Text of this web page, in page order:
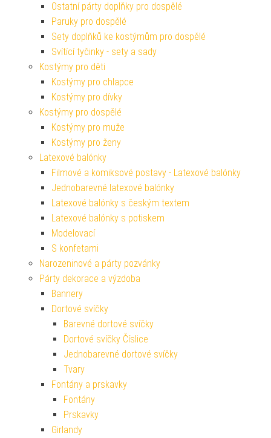
Ostatní párty doplňky pro dospělé
Paruky pro dospělé
Sety doplňků ke kostýmům pro dospělé
Svítící tyčinky - sety a sady
Kostýmy pro děti
Kostýmy pro chlapce
Kostýmy pro dívky
Kostýmy pro dospělé
Kostýmy pro muže
Kostýmy pro ženy
Latexové balónky
Filmové a komiksové postavy - Latexové balónky
Jednobarevné latexové balónky
Latexové balónky s českým textem
Latexové balónky s potiskem
Modelovací
S konfetami
Narozeninové a párty pozvánky
Párty dekorace a výzdoba
Bannery
Dortové svíčky
Barevné dortové svíčky
Dortové svíčky Číslice
Jednobarevné dortové svíčky
Tvary
Fontány a prskavky
Fontány
Prskavky
Girlandy